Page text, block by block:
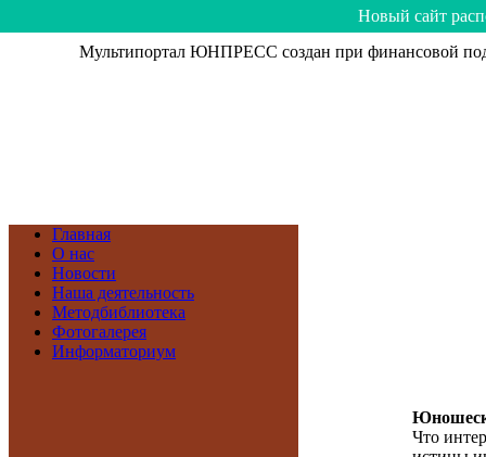
Hoвый caйт
Мультипортал ЮНПРЕСС создан при финансовой
Главная
О нас
Новости
Наша деятельность
Методбиблиотека
Фотогалерея
Информаториум
Что